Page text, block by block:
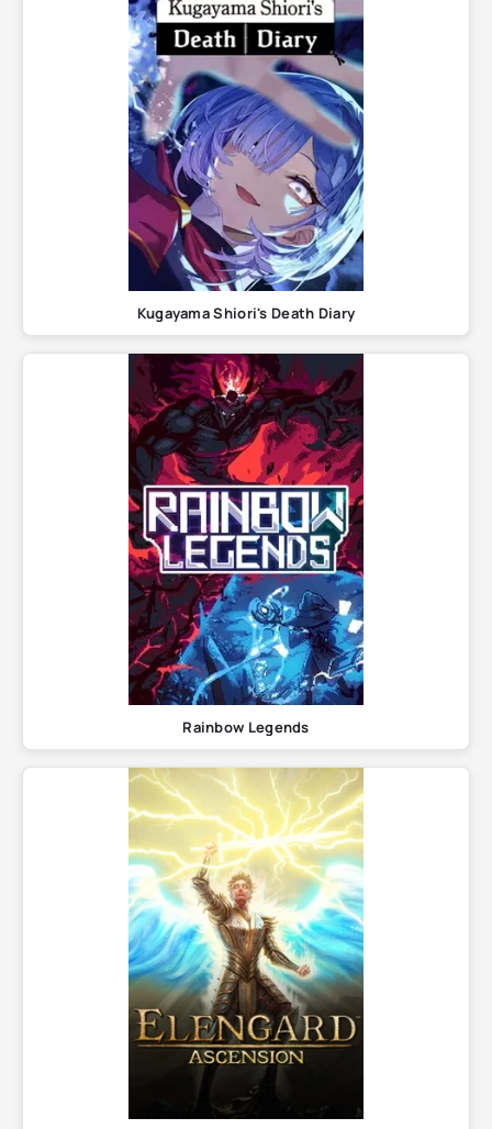
Kugayama Shiori's Death Diary
Rainbow Legends